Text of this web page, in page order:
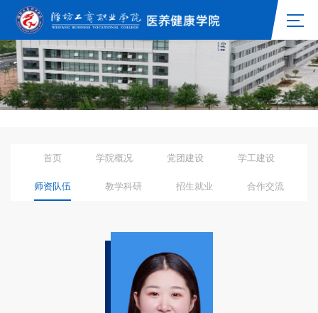
首页 学院概况 党团建设 学工建设
师资队伍 教学科研 招生就业 合作交流